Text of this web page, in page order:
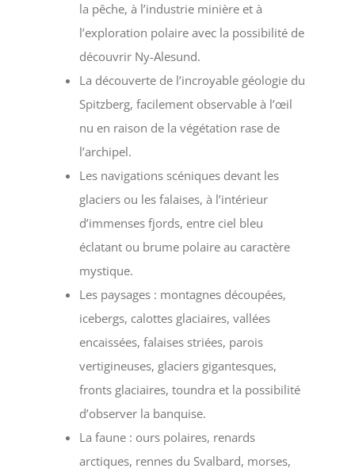
la pêche, à l’industrie minière et à
l’exploration polaire avec la possibilité de
découvrir Ny-Alesund.
La découverte de l’incroyable géologie du
Spitzberg, facilement observable à l’œil
nu en raison de la végétation rase de
l’archipel.
Les navigations scéniques devant les
glaciers ou les falaises, à l’intérieur
d’immenses fjords, entre ciel bleu
éclatant ou brume polaire au caractère
mystique.
Les paysages : montagnes découpées,
icebergs, calottes glaciaires, vallées
encaissées, falaises striées, parois
vertigineuses, glaciers gigantesques,
fronts glaciaires, toundra et la possibilité
d’observer la banquise.
La faune : ours polaires, renards
arctiques, rennes du Svalbard, morses,